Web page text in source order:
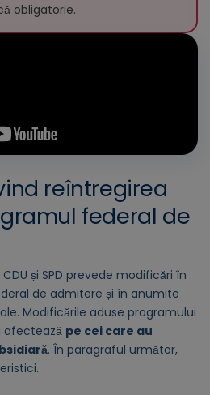
obligatorie.
reîntregirea
federal de
și SPD prevede modificări în
de admitere și în anumite
Modificările aduse programului
afectează pe cei care au
. În paragraful următor,